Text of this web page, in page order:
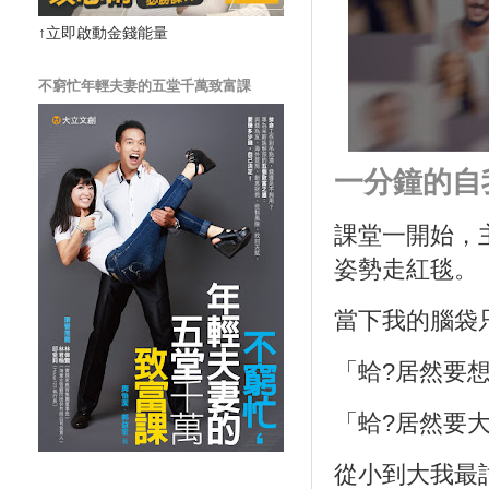
一分鐘的
課堂一開始，
姿勢走紅毯。
當下我的腦袋
「蛤?居然要
「蛤?居然要
從小到大我最
↑立即啟動金錢能量
不窮忙年輕夫妻的五堂千萬致富課